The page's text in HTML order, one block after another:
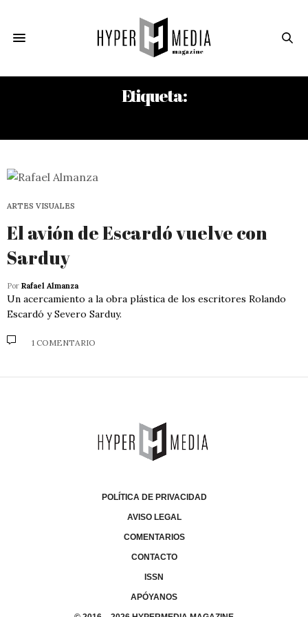
Etiqueta:
ARTES VISUALES
El avión de Escardó vuelve con
Sarduy
Por Rafael Almanza
Un acercamiento a la obra plástica de los escritores Rolando
Escardó y Severo Sarduy.
1 COMENTARIO
POLÍTICA DE PRIVACIDAD
AVISO LEGAL
COMENTARIOS
CONTACTO
ISSN
APÓYANOS